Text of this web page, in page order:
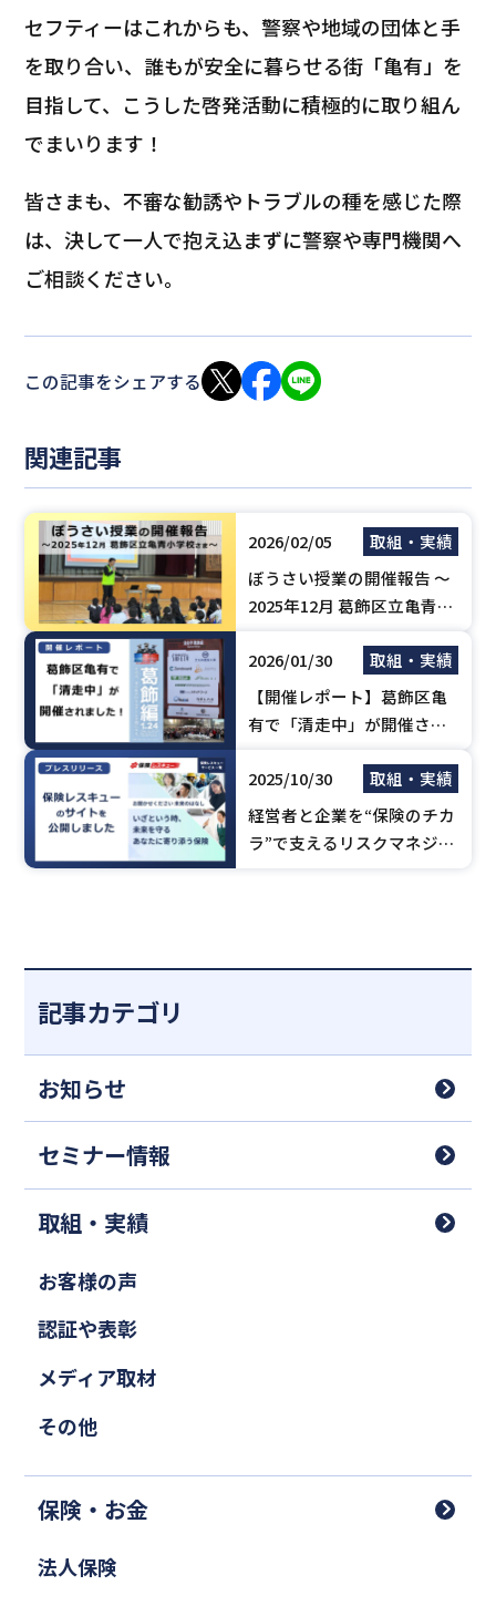
セフティーはこれからも、警察や地域の団体と手
を取り合い、誰もが安全に暮らせる街「亀有」を
目指して、こうした啓発活動に積極的に取り組ん
でまいります！
皆さまも、不審な勧誘やトラブルの種を感じた際
は、決して一人で抱え込まずに警察や専門機関へ
ご相談ください。
この記事をシェアする
関連記事
2026/02/05
取組・実績
ぼうさい授業の開催報告 ～
2025年12月 葛飾区立亀青小
2026/01/30
取組・実績
【開催レポート】葛飾区亀
有で「清走中」が開催され
2025/10/30
取組・実績
経営者と企業を“保険のチカ
ラ”で支えるリスクマネジメ
記事カテゴリ
お知らせ
セミナー情報
取組・実績
お客様の声
認証や表彰
メディア取材
その他
保険・お金
法人保険